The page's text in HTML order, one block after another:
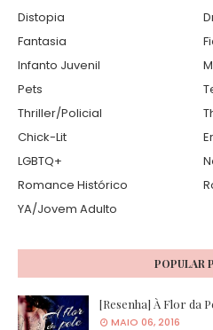
Distopia
Fantasia
Infanto Juvenil
Pets
Thriller/Policial
Chick-Lit
LGBTQ+
Romance Histórico
YA/Jovem Adulto
POPULAR
[Resenha] À Flor da
MAIO 06, 2016